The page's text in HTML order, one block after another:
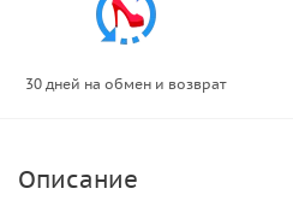
30 дней на обмен и возврат
Описание